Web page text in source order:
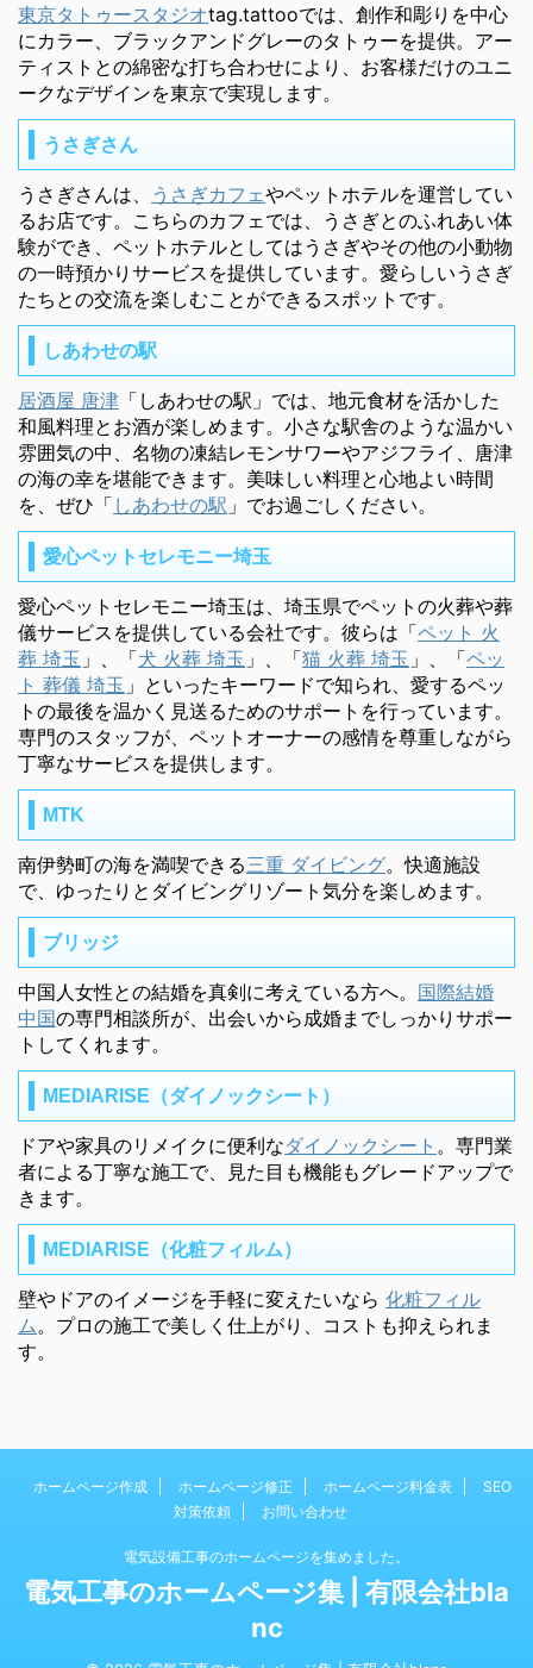
東京タトゥースタジオtag.tattooでは、創作和彫りを中心
にカラー、ブラックアンドグレーのタトゥーを提供。アー
ティストとの綿密な打ち合わせにより、お客様だけのユニ
ークなデザインを東京で実現します。
うさぎさん
うさぎさんは、 うさぎカフェやペットホテルを運営してい
るお店です。こちらのカフェでは、うさぎとのふれあい体
験ができ、ペットホテルとしてはうさぎやその他の小動物
の一時預かりサービスを提供しています。愛らしいうさぎ
たちとの交流を楽しむことができるスポットです。
しあわせの駅
居酒屋 唐津 「しあわせの駅」では、地元食材を活かした
和風料理とお酒が楽しめます。小さな駅舎のような温かい
雰囲気の中、名物の凍結レモンサワーやアジフライ、唐津
の海の幸を堪能できます。美味しい料理と心地よい時間
を、ぜひ「 しあわせの駅 」でお過ごしください。
愛心ペットセレモニー埼玉
愛心ペットセレモニー埼玉は、埼玉県でペットの火葬や葬
儀サービスを提供している会社です。彼らは「ペット 火
葬 埼玉 」、「犬 火葬 埼玉 」、「猫 火葬 埼玉 」、「ペッ
ト 葬儀 埼玉 」といったキーワードで知られ、愛するペッ
トの最後を温かく見送るためのサポートを行っています。
専門のスタッフが、ペットオーナーの感情を尊重しながら
丁寧なサービスを提供します。
MTK
南伊勢町の海を満喫できる三重 ダイビング。快適施設
で、ゆったりとダイビングリゾート気分を楽しめます。
ブリッジ
中国人女性との結婚を真剣に考えている方へ。 国際結婚
中国の専門相談所が、出会いから成婚までしっかりサポー
トしてくれます。
MEDIARISE（ダイノックシート）
ドアや家具のリメイクに便利なダイノックシート 。専門業
者による丁寧な施工で、見た目も機能もグレードアップで
きます。
MEDIARISE（化粧フィルム）
壁やドアのイメージを手軽に変えたいなら 化粧フィル
ム 。プロの施工で美しく仕上がり、コストも抑えられま
す。
ホームページ作成 ホームページ修正 ホームページ料金表
SEO
対策依頼
お問い合わせ
電気設備工事のホームページを集めました。
電気工事のホームページ集 | 有限会社bla
nc